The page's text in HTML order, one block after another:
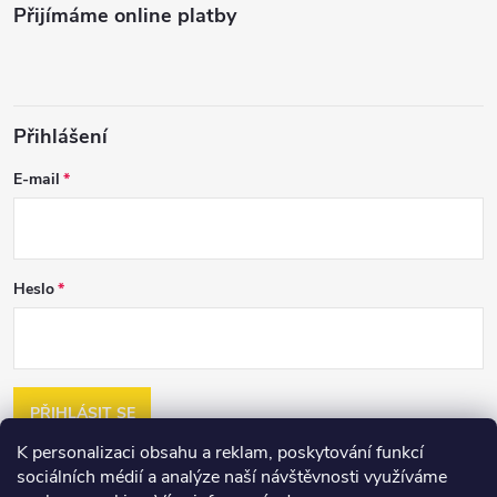
K personalizaci obsahu a reklam, poskytování funkcí
sociálních médií a analýze naší návštěvnosti využíváme
Přijímáme online platby
Přihlášení
E-mail
Heslo
PŘIHLÁSIT SE
Nová registrace